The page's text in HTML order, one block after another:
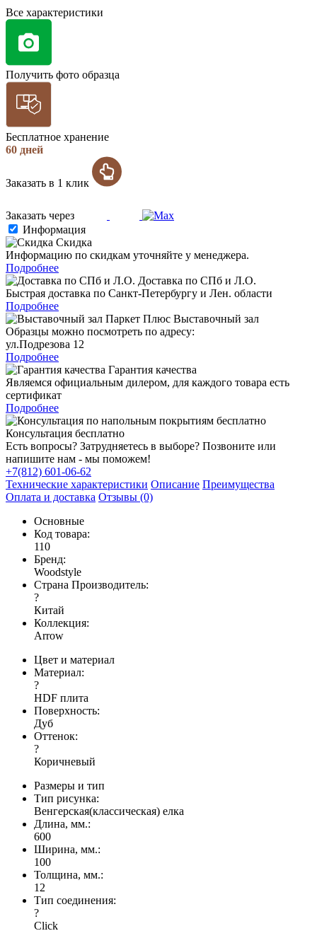
Все характеристики
Получить фото образца
Бесплатное хранение
60 дней
Заказать в 1 клик
Заказать через
Информация
Скидка
Информацию по скидкам уточняйте у менеджера.
Подробнее
Доставка по СПб и Л.О.
Быстрая доставка по Санкт-Петербургу и Лен. области
Подробнее
Выставочный зал
Образцы можно посмотреть по адресу:
ул.Подрезова 12
Подробнее
Гарантия качества
Являемся официальным дилером, для каждого товара есть
сертификат
Подробнее
Консультация бесплатно
Есть вопросы? Затрудняетесь в выборе? Позвоните или
напишите нам - мы поможем!
+7(812) 601-06-62
Технические характеристики Описание Преимущества
Оплата и доставка Отзывы (0)
Основные
Код товара:
110
Бренд:
Woodstyle
Страна Производитель:
?
Китай
Коллекция:
Arrow
Цвет и материал
Материал:
?
HDF плита
Поверхность:
Дуб
Оттенок:
?
Коричневый
Размеры и тип
Тип рисунка:
Венгерская(классическая) елка
Длина, мм.:
600
Ширина, мм.:
100
Толщина, мм.:
12
Тип соединения:
?
Click